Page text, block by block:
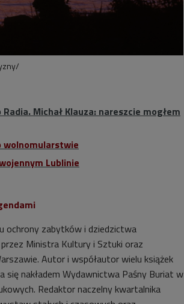
Michał Klauza: nareszcie mogłem
wolnomularstwie
Lublinie
ochrony zabytków i dziedzictwa
Ministra Kultury i Sztuki oraz
Autor i współautor wielu książek
się nakładem Wydawnictwa Paśny Buriat w
Redaktor naczelny kwartalnika